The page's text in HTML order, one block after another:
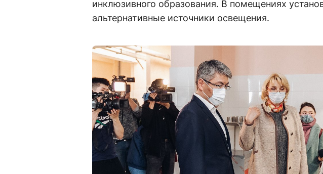
инклюзивного образования. В помещениях
альтернативные источники освещения.